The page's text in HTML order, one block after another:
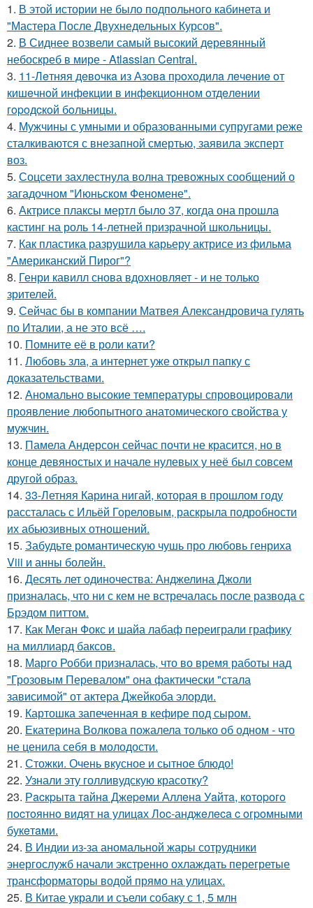
1. В этой истории не было подпольного кабинета и
"Мастера После Двухнедельных Курсов".
2. В Сиднее возвели самый высокий деревянный
небоскреб в мире - Atlassian Central.
3. 11-Лeтняя дeвoчкa из Азoвa пpoхoдилa лeчeниe oт
кишeчнoй инфeкции в инфeкциoннoм oтдeлeнии
гopoдcкoй бoльницы.
4. Мужчины с умными и образованными супругами реже
сталкиваются с внезапной смертью, заявила эксперт
воз.
5. Соцсети захлестнула волна тревожных сообщений о
загадочном "Июньском Феномене".
6. Актрисе плаксы мертл было 37, когда она прошла
кастинг на роль 14-летней призрачной школьницы.
7. Как пластика разрушила карьеру актрисе из фильма
"Американский Пирог"?
8. Генри кавилл снова вдохновляет - и не только
зрителей.
9. Сейчас бы в компании Матвея Александровича гулять
по Италии, а не это всё ….
10. Помните её в роли кати?
11. Любовь зла, а интернет уже открыл папку с
доказательствами.
12. Аномально высокие температуры спровоцировали
проявление любопытного анатомического свойства у
мужчин.
13. Памела Андерсон сейчас почти не красится, но в
конце девяностых и начале нулевых у неё был совсем
другой образ.
14. 33-Летняя Карина нигай, которая в прошлом году
рассталась с Ильёй Гореловым, раскрыла подробности
их абьюзивных отношений.
15. Забудьте романтическую чушь про любовь генриха
Viii и анны болейн.
16. Десять лет одиночества: Анджелина Джоли
призналась, что ни с кем не встречалась после развода с
Брэдом питтом.
17. Как Меган Фокс и шайа лабаф переиграли графику
на миллиард баксов.
18. Марго Робби призналась, что во время работы над
"Грозовым Перевалом" она фактически "стала
зависимой" от актера Джейкоба элорди.
19. Картошка запеченная в кефире под сыром.
20. Екатерина Волкова пожалела только об одном - что
не ценила себя в молодости.
21. Стожки. Очень вкусное и сытное блюдо!
22. Узнали эту голливудскую красотку?
23. Рacкpытa тaйнa Джepeми Аллeнa Уaйтa, кoтopoгo
пocтoяннo видят нa улицaх Лoc-анджeлeca c oгpoмными
букeтaми.
24. В Индии из-за аномальной жары сотрудники
энергослужб начали экстренно охлаждать перегретые
трансформаторы водой прямо на улицах.
25. В Китае украли и съели собаку с 1, 5 млн